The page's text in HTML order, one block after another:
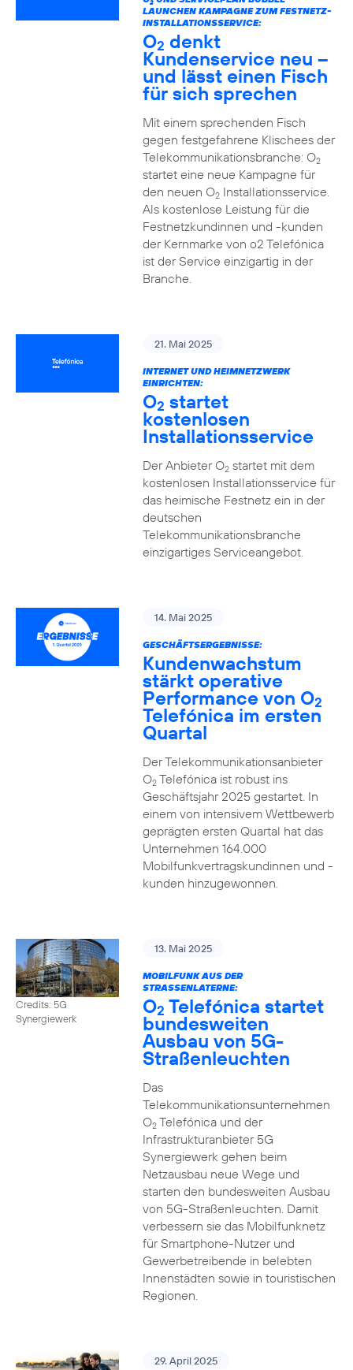
2
LAUNCHEN KAMPAGNE ZUM FESTNETZ-
INSTALLATIONSSERVICE:
O2 denkt
Kundenservice neu –
und lässt einen Fisch
für sich sprechen
Mit einem sprechenden Fisch
gegen festgefahrene Klischees der
Telekommunikationsbranche: O2
startet eine neue Kampagne für
den neuen O2Installationsservice.
Als kostenlose Leistung für die
Festnetzkundinnen und -kunden
der Kernmarke von o2 Telefónica
ist der Service einzigartig in der
Branche.
21. Mai 2025
INTERNET UND HEIMNETZWERK
EINRICHTEN:
O2 startet
kostenlosen
Installationsservice
Der Anbieter O2startet mit dem
kostenlosen Installationsservice für
das heimische Festnetz ein in der
deutschen
Telekommunikationsbranche
einzigartiges Serviceangebot.
14. Mai 2025
GESCHÄFTSERGEBNISSE:
Kundenwachstum
stärkt operative
Performance von O2
Telefónica im ersten
Quartal
Der Telekommunikationsanbieter
O2Telefónica ist robust ins
Geschäftsjahr 2025 gestartet. In
einem von intensivem Wettbewerb
geprägten ersten Quartal hat das
Unternehmen 164.000
Mobilfunkvertragskundinnen und -
kunden hinzugewonnen.
Credits: 5G
Synergiewerk
13. Mai 2025
MOBILFUNK AUS DER
STRASSENLATERNE:
O2 Telefónica startet
bundesweiten
Ausbau von 5G-
Straßenleuchten
Das
Telekommunikationsunternehmen
O2Telefónica und der
Infrastrukturanbieter 5G
Synergiewerk gehen beim
Netzausbau neue Wege und
starten den bundesweiten Ausbau
von 5G-Straßenleuchten. Damit
verbessern sie das Mobilfunknetz
für Smartphone-Nutzer und
Gewerbetreibende in belebten
Innenstädten sowie in touristischen
Regionen.
29. April 2025